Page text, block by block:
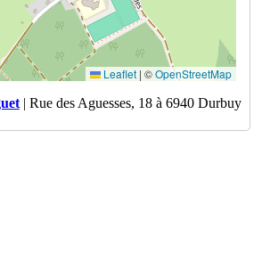
Leaflet | ©OpenStreetMap
| Rue des Aguesses, 18 à 6940 Durbuy